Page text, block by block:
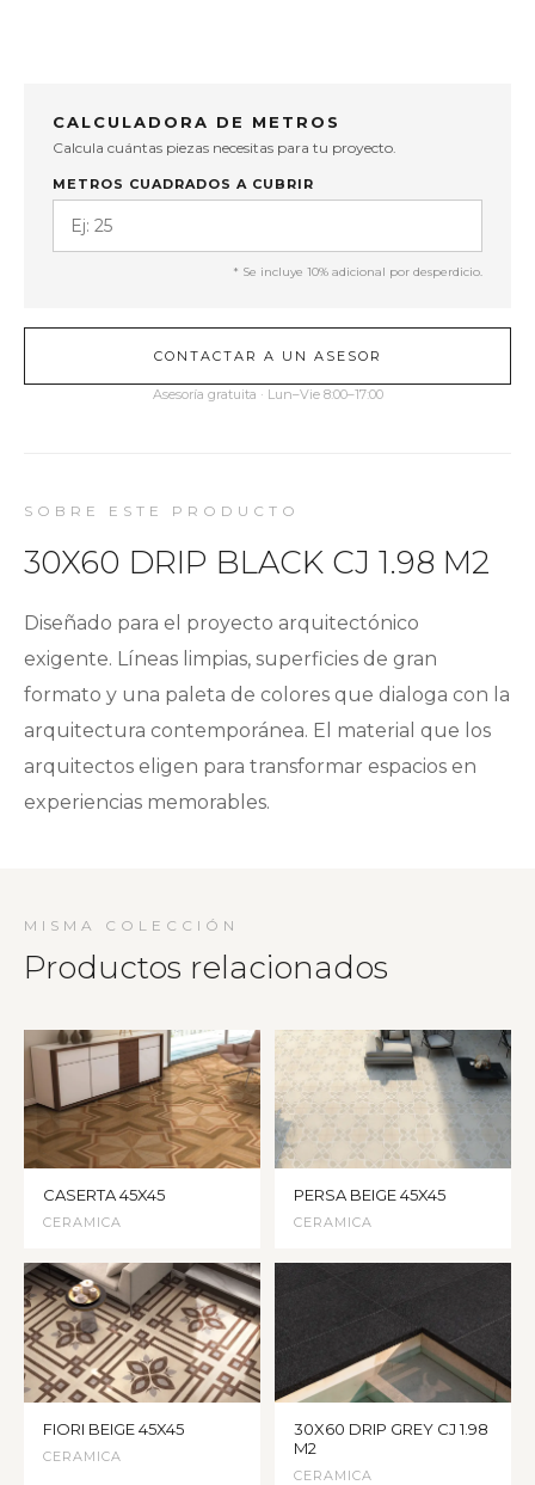
CALCULADORA DE METROS
Calcula cuántas piezas necesitas para tu proyecto.
METROS CUADRADOS A CUBRIR
* Se incluye 10% adicional por desperdicio.
CONTACTAR A UN ASESOR
Asesoría gratuita · Lun–Vie 8:00–17:00
SOBRE ESTE PRODUCTO
30X60 DRIP BLACK CJ 1.98 M2
Diseñado para el proyecto arquitectónico
exigente. Líneas limpias, superficies de gran
formato y una paleta de colores que dialoga con la
arquitectura contemporánea. El material que los
arquitectos eligen para transformar espacios en
experiencias memorables.
MISMA COLECCIÓN
Productos relacionados
CASERTA 45X45
CERAMICA
PERSA BEIGE 45X45
CERAMICA
FIORI BEIGE 45X45
CERAMICA
30X60 DRIP GREY CJ 1.98
M2
CERAMICA